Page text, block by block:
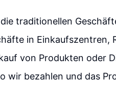
traditionellen
in Einkaufszentren,
von Produkten oder
wir bezahlen und das